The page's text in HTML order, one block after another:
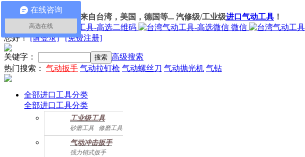
100%进口气动工具： 来自台湾，美国，德国等... 汽修级/工业级进口气动工具 ！
我的订单
微信
您好！[请登录] [免费注册]
关键字：
高级搜索
热门搜索： 气动扳手 气动拉钉枪 气动螺丝刀 气动抛光机 气钻
全部进口工具分类
全部进口工具分类
工业级工具
砂磨工具
修磨工具
建筑工具 气动螺丝起子
气动配件
气动冲击扳手
强力销式扳手
在线咨询
高选在线